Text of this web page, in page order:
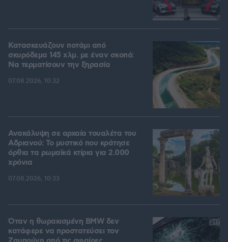
Κατασκευάζουν ποτάμι από
σκυρόδεμα 145 χλμ. με έναν σκοπό:
Να τερματίσουν την ξηρασία
07.08.2026, 10:32
Ανακάλυψη σε αρχαία τουαλέτα του
Αδριανού: Το μυστικό που κράτησε
όρθια τα ρωμαϊκά κτίρια για 2.000
χρόνια
07.08.2026, 10:33
Όταν η θωρακισμένη BMW δεν
κατάφερε να προστατεύσει τον